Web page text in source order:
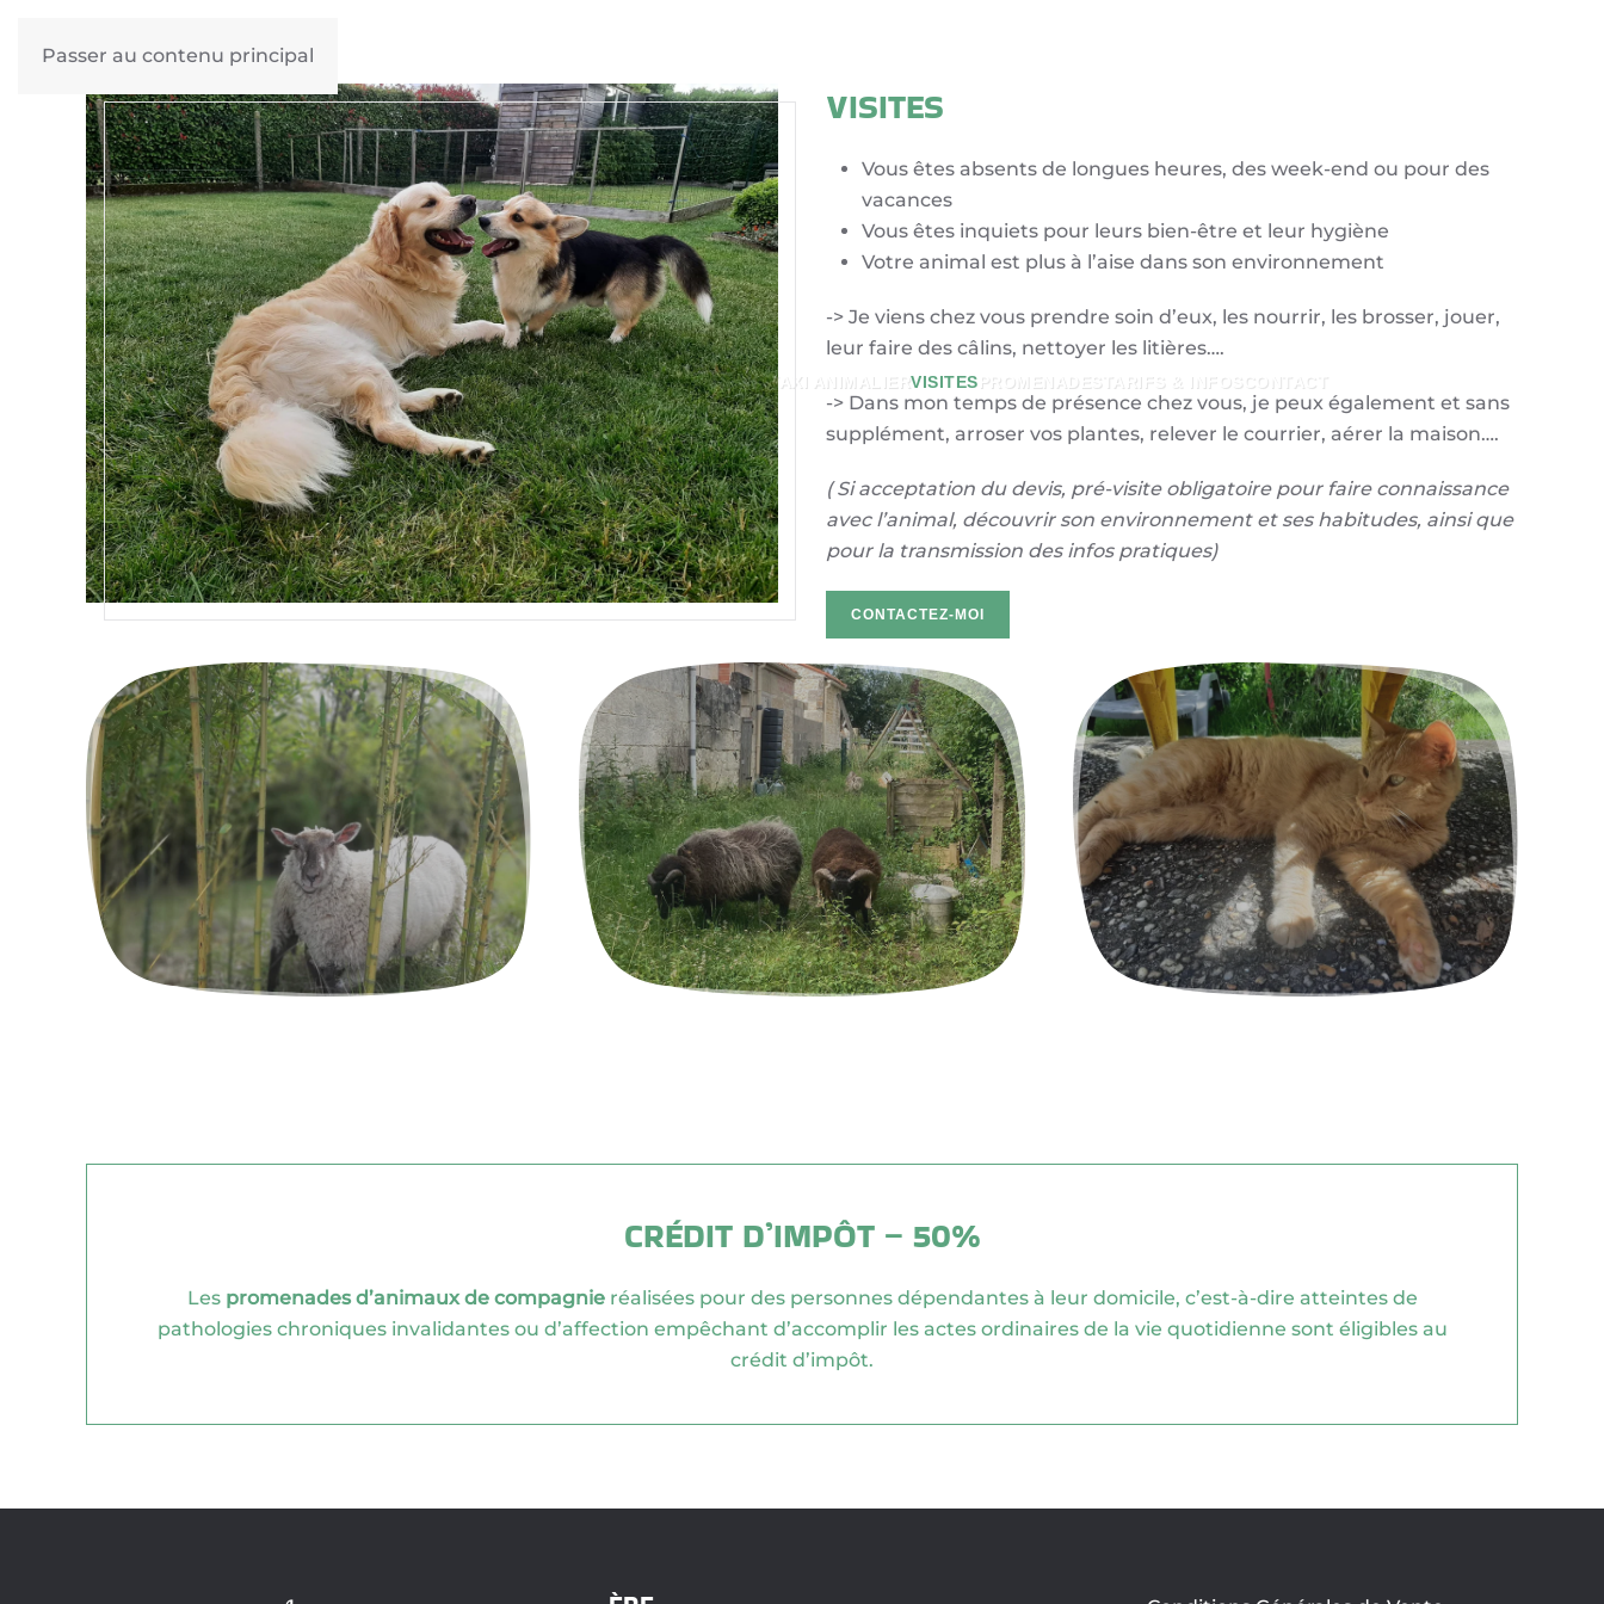
Passer au contenu principal
QUI SUIS-JE ?GARDE D’ANIMAUXTRAVAIL DES CHEVAUXTAXI ANIMALIERVISITES PROMENADES TARIFS & INFOS CONTACT
VISITES
Vous êtes absents de longues heures, des week-end ou pour des
vacances
Vous êtes inquiets pour leurs bien-être et leur hygiène
Votre animal est plus à l’aise dans son environnement
-> Je viens chez vous prendre soin d’eux, les nourrir, les brosser, jouer,
leur faire des câlins, nettoyer les litières….
-> Dans mon temps de présence chez vous, je peux également et sans
supplément, arroser vos plantes, relever le courrier, aérer la maison….
( Si acceptation du devis, pré-visite obligatoire pour faire connaissance
avec l’animal, découvrir son environnement et ses habitudes, ainsi que
pour la transmission des infos pratiques)
CONTACTEZ-MOI
CRÉDIT D’IMPÔT – 50%
Les promenades d’animaux de compagnieréalisées pour des personnes dépendantes à leur domicile, c’est-à-dire atteintes de
pathologies chroniques invalidantes ou d’affection empêchant d’accomplir les actes ordinaires de la vie quotidienne sont éligibles au
crédit d’impôt.